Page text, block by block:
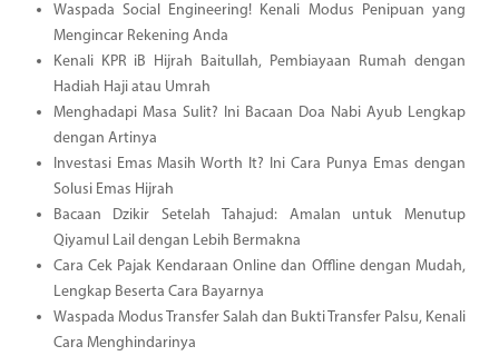
Waspada Social Engineering! Kenali Modus Penipuan yang
Mengincar Rekening Anda
Kenali KPR iB Hijrah Baitullah, Pembiayaan Rumah dengan
Hadiah Haji atau Umrah
Menghadapi Masa Sulit? Ini Bacaan Doa Nabi Ayub Lengkap
dengan Artinya
Investasi Emas Masih Worth It? Ini Cara Punya Emas dengan
Solusi Emas Hijrah
Bacaan Dzikir Setelah Tahajud: Amalan untuk Menutup
Qiyamul Lail dengan Lebih Bermakna
Cara Cek Pajak Kendaraan Online dan Offline dengan Mudah,
Lengkap Beserta Cara Bayarnya
Waspada Modus Transfer Salah dan Bukti Transfer Palsu, Kenali
Cara Menghindarinya